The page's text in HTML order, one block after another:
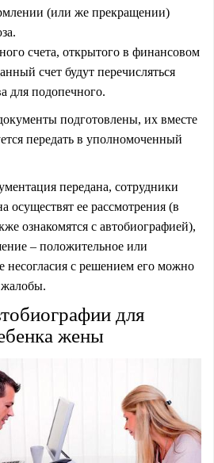
(или же прекращении)
счета, открытого в финансовом
счет будут перечисляться
для подопечного.
подготовлены, их вместе
передать в уполномоченный
передана, сотрудники
осуществят ее рассмотрения (в
ознакомятся с автобиографией),
– положительное или
несогласия с решением его можно
жалобы.
для
жены